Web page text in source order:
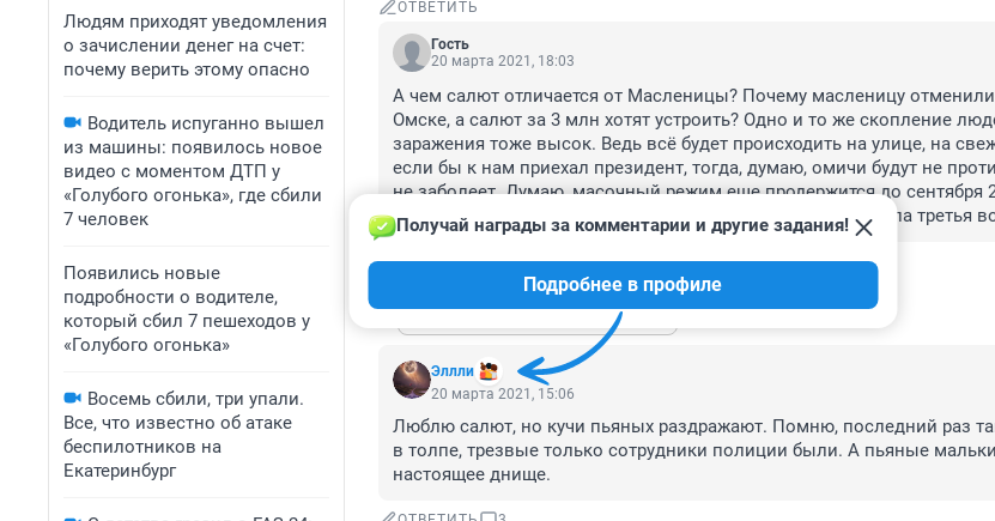
Людям приходят уведомления
о зачислении денег на счет:
почему верить этому опасно
Водитель испуганно вышел
из машины: появилось новое
видео с моментом ДТП у
«Голубого огонька», где сбили
7 человек
Появились новые
подробности о водителе,
который сбил 7 пешеходов у
«Голубого огонька»
Восемь сбили, три упали.
Все, что известно об атаке
беспилотников на
Екатеринбург
ОТВЕТИТЬ
Гость
20 марта 2021, 18:03
А чем салют отличается от Масленицы? Почему масленицу отменили
Омске, а салют за 3 млн хотят устроить? Одно и то же скопление
заражения тоже высок. Ведь всё будет происходить на улице, на
если бы к нам приехал президент, тогда, думаю, омичи будут не
не заболеет. Думаю, масочный режим еще продержится до сентября
на время выборов и опять всем рты масками закроют! Типа третья
ОТВЕТИТЬ 1
Показать ещё 1 ответ
Эллли
Получай награды за комментарии и другие задания!
Подробнее в профиле
20 марта 2021, 15:06
Люблю салют, но кучи пьяных раздражают. Помню, последний раз
в толпе, трезвые только сотрудники полиции были. А пьяные
настоящее днище.